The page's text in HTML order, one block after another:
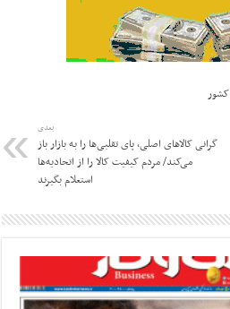
تجارت ۶۱ میلیارد دلاری ایران با ۱۵ کشور
بعدی
گرانی کالاهای اصلی، پای تقلبی‌ها را به بازار باز
می‌کند/ مردم کیفیت کالا را از اتحادیه‌ها
استعلام بگیرند